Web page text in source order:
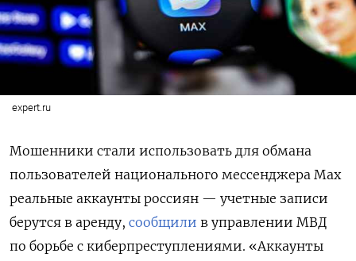
expert.ru
Мошенники стали использовать для обмана
пользователей национального мессенджера Max
реальные аккаунты россиян — учетные записи
берутся в аренду, сообщили в управлении МВД
по борьбе с киберпреступлениями. «Аккаунты